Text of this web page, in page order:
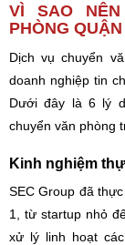
VÌ SAO
PHÒNG
Dịch vụ chuyển
doanh nghiệp tin
Dưới đây là 6 lý
chuyển văn phòng
Kinh nghiệm
SEC Group đã
1, từ startup nhỏ
xử lý linh hoạt